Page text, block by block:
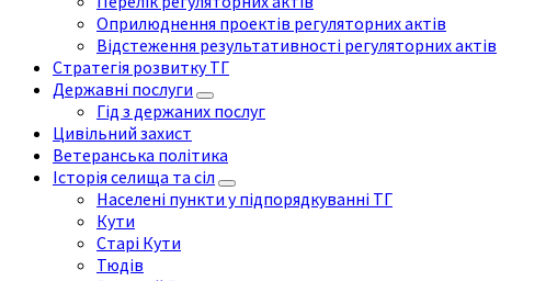
Оприлюднення проектів регуляторних актів
Відстеження результативності регуляторних актів
Стратегія розвитку ТГ
Державні послуги
Гід з держаних послуг
Цивільний захист
Ветеранська політика
Історія селища та сіл
Населені пункти у підпорядкуванні ТГ
Кути
Старі Кути
Тюдів